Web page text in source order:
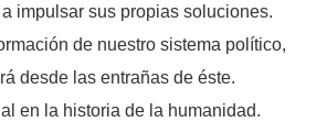
impulsar sus propias soluciones.
de nuestro sistema político,
desde las entrañas de éste.
en la historia de la humanidad.